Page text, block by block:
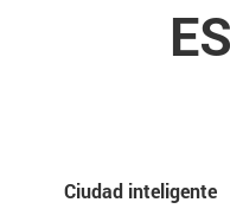
Ciudad inteligente